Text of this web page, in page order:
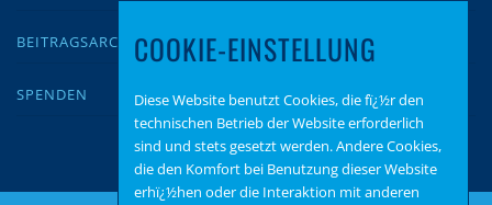
BEITRAGSARCHIV
SPENDEN
COOKIE-EINSTELLUNG
Diese Website benutzt Cookies, die fï¿½r den
technischen Betrieb der Website erforderlich
sind und stets gesetzt werden. Andere Cookies,
die den Komfort bei Benutzung dieser Website
erhï¿½hen oder die Interaktion mit anderen